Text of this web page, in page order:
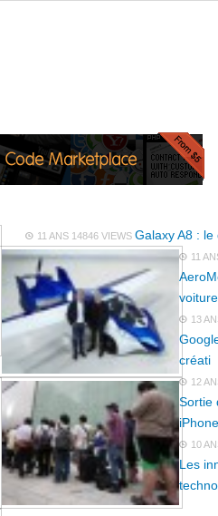
11 ANS 14846 VIEWS Galaxy A8 :
11
13
créati
12
Sortie
10
Les